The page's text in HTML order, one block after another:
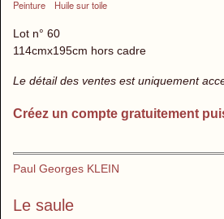
Peinture Huile sur toile
Lot n° 60
114cmx195cm hors cadre
Le détail des ventes est uniquement
Créez un compte gratuitement
Paul Georges KLEIN
Le saule